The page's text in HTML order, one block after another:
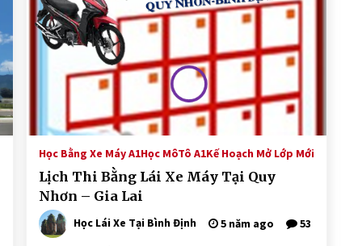
Tiện Lợi
4 tháng ago
Lịch Thi Bằng Lái Xe Máy Tại Bình
Định
9 tháng ago
Quy Định Đăng Ký Thi Bằng Lái Xe
Mô Tô Hạng A1 Hiện Nay
Học Bằng Xe Máy A1Học MôTô A1Kế Hoạch Mở Lớp Mới
Lịch Thi Bằng Lái Xe Máy Tại Quy
Nhơn – Gia Lai
Học Lái Xe Tại Bình Định 5 năm ago 53